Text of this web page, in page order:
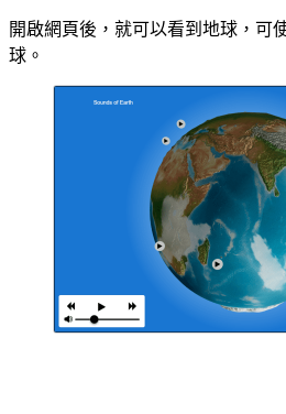
開啟網頁後，就可以看到地球，可
球。